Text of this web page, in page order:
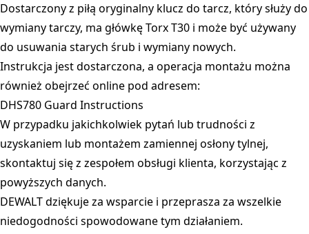
Dostarczony z piłą oryginalny klucz do tarcz, który służy do
wymiany tarczy, ma główkę Torx T30 i może być używany
do usuwania starych śrub i wymiany nowych.
Instrukcja jest dostarczona, a operacja montażu można
również obejrzeć online pod adresem:
DHS780 Guard Instructions
W przypadku jakichkolwiek pytań lub trudności z
uzyskaniem lub montażem zamiennej osłony tylnej,
skontaktuj się z zespołem obsługi klienta, korzystając z
powyższych danych.
DEWALT dziękuje za wsparcie i przeprasza za wszelkie
niedogodności spowodowane tym działaniem.